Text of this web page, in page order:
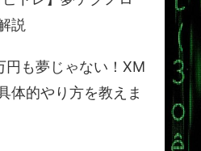
説
円も夢じゃない！XM
体的やり方を教えま